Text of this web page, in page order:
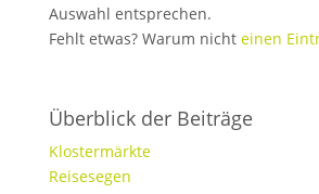
Auswahl entsprechen.
Fehlt etwas? Warum nicht einen
Überblick der Beiträge
Klostermärkte
Reisesegen